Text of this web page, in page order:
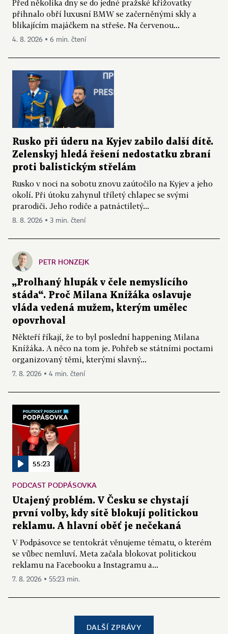
Před několika dny se do jedné pražské křižovatky
přihnalo obří luxusní BMW se začerněnými skly a
blikajícím majáčkem na střeše. Na červenou...
4. 8. 2026 ▪ 6 min. čtení
Rusko při úderu na Kyjev zabilo další dítě.
Zelenskyj hledá řešení nedostatku zbraní
proti balistickým střelám
Rusko v noci na sobotu znovu zaútočilo na Kyjev a jeho
okolí. Při útoku zahynul tříletý chlapec se svými
prarodiči. Jeho rodiče a patnáctiletý...
8. 8. 2026 ▪ 3 min. čtení
PETR HONZEJK
„Prolhaný hlupák v čele nemyslícího
stáda“. Proč Milana Knížáka oslavuje
vláda vedená mužem, kterým umělec
opovrhoval
Někteří říkají, že to byl poslední happening Milana
Knížáka. A něco na tom je. Pohřeb se státními poctami
organizovaný těmi, kterými slavný...
7. 8. 2026 ▪ 4 min. čtení
55:23
PODCAST PODPÁSOVKA
Utajený problém. V Česku se chystají
první volby, kdy sítě blokují politickou
reklamu. A hlavní oběť je nečekaná
V Podpásovce se tentokrát věnujeme tématu, o kterém
se vůbec nemluví. Meta začala blokovat politickou
reklamu na Facebooku a Instagramu a...
7. 8. 2026 ▪ 55:23 min.
DALŠÍ ZPRÁVY